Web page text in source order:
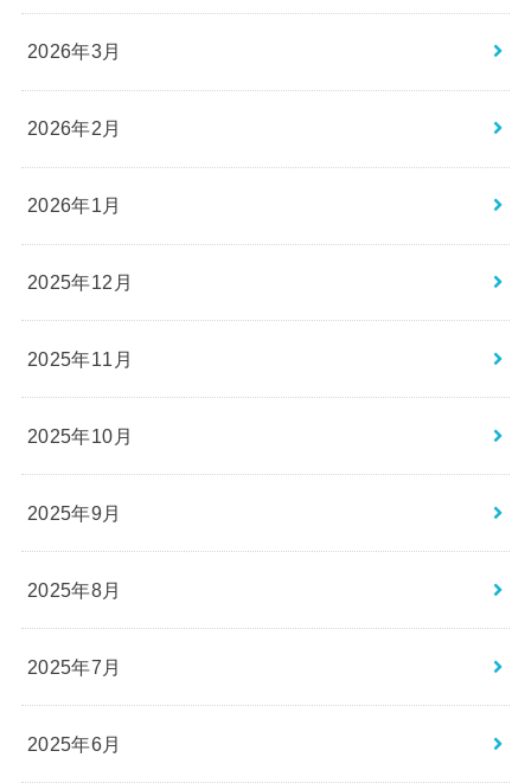
2026年3月
2026年2月
2026年1月
2025年12月
2025年11月
2025年10月
2025年9月
2025年8月
2025年7月
2025年6月